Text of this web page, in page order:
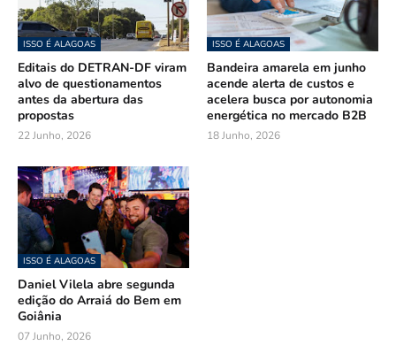
ISSO É ALAGOAS
Editais do DETRAN-DF viram
alvo de questionamentos
antes da abertura das
propostas
22 Junho, 2026
ISSO É ALAGOAS
Bandeira amarela em junho
acende alerta de custos e
acelera busca por autonomia
energética no mercado B2B
18 Junho, 2026
ISSO É ALAGOAS
Daniel Vilela abre segunda
edição do Arraiá do Bem em
Goiânia
07 Junho, 2026